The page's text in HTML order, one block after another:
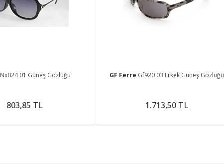
Nx024 01 Güneş Gözlüğü
803,85 TL
GF Ferre Gf920 03 Erkek Güneş Gözlüğü
1.713,50 TL